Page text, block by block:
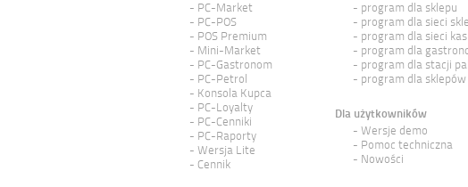
PC-Market
PC-POS
POS Premium
Mini-Market
PC-Gastronom
PC-Petrol
Konsola Kupca
PC-Loyalty
PC-Cenniki
PC-Raporty
Wersja Lite
Cennik
program dla sklepu
program dla sieci
program dla sieci kas
program dla
program dla stacji
program dla
Dla użytkowników
Wersje demo
Pomoc techniczna
Nowości